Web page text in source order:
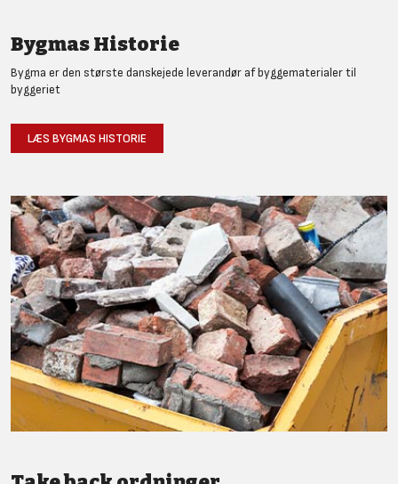
Bygmas Historie
Bygma er den største danskejede leverandør af byggematerialer til
byggeriet
LÆS BYGMAS HISTORIE